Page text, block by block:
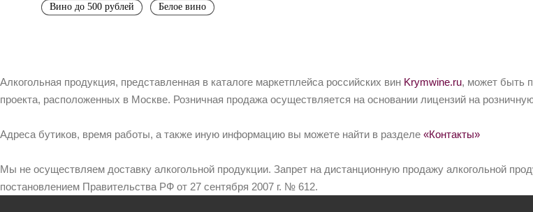
Вино до 500 рублей
Белое вино
Алкогольная продукция, представленная в каталоге маркетплейса российских вин Krymwine.ru, может быть
проекта, расположенных в Москве. Розничная продажа осуществляется на основании лицензий на
Адреса бутиков, время работы, а также иную информацию вы можете найти в разделе «Контакты»
Мы не осуществляем доставку алкогольной продукции. Запрет на дистанционную продажу алкогольной
постановлением Правительства РФ от 27 сентября 2007 г. № 612.